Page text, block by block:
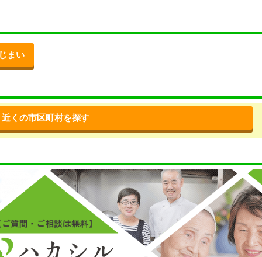
まい
近くの市区町村を探す